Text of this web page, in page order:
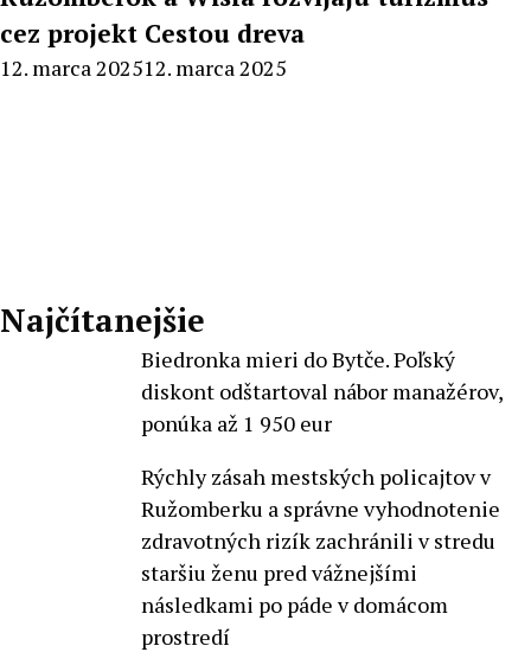
cez projekt Cestou dreva
By
12. marca 202512. marca 2025
Najčítanejšie
Biedronka mieri do Bytče. Poľský
diskont odštartoval nábor manažérov,
ponúka až 1 950 eur
Rýchly zásah mestských policajtov v
Ružomberku a správne vyhodnotenie
zdravotných rizík zachránili v stredu
staršiu ženu pred vážnejšími
následkami po páde v domácom
prostredí